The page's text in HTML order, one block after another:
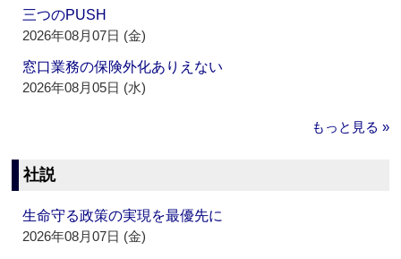
三つのPUSH
2026年08月07日 (金)
窓口業務の保険外化ありえない
2026年08月05日 (水)
もっと見る »
社説
生命守る政策の実現を最優先に
2026年08月07日 (金)